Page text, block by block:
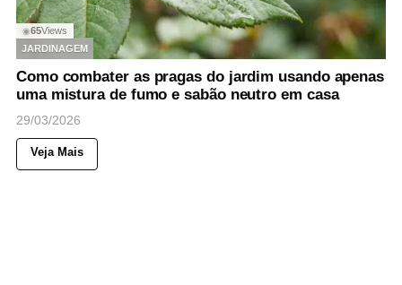
◉65Views
JARDINAGEM
Como combater as pragas do jardim usando apenas
uma mistura de fumo e sabão neutro em casa
29/03/2026
Veja Mais